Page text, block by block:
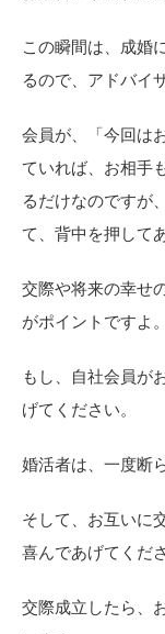
この瞬間は、成婚
るので、アドバイ
会員が、「今回は
ていれば、お相手
るだけなのですが
て、背中を押して
交際や将来の幸せ
がポイントですよ。
もし、自社会員が
げてください。
婚活者は、一度断
そして、お互いに
喜んであげてくだ
交際成立したら、